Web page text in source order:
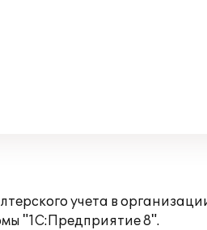
учета в
"1С:Предприятие 8".